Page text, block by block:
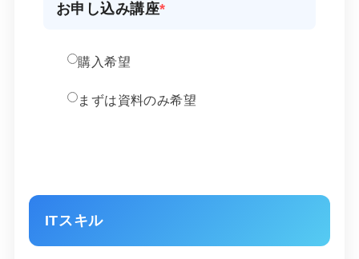
お申し込み講座*
購入希望
まずは資料のみ希望
ITスキル